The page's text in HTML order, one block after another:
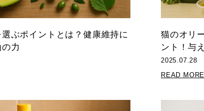
ぶポイントとは？健康維持に
力
猫のオリ
ント！与
2025.07.28
READ MORE